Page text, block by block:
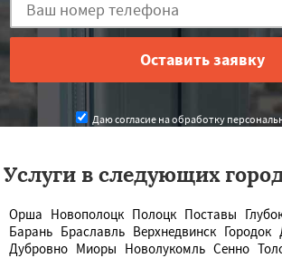
Даю согласие на обработку
Услуги в следующих
Орша Новополоцк Полоцк Поставы
Барань Браславль Верхнедвинск Городок
Дубровно Миоры Новолукомль Сенно